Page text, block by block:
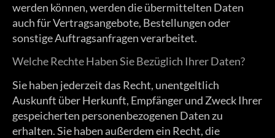
werden können, werden die übermittelten Daten
auch für Vertragsangebote, Bestellungen oder
sonstige Auftragsanfragen verarbeitet.
Welche Rechte Haben Sie Bezüglich Ihrer Daten?
Sie haben jederzeit das Recht, unentgeltlich
Auskunft über Herkunft, Empfänger und Zweck Ihrer
gespeicherten personenbezogenen Daten zu
erhalten. Sie haben außerdem ein Recht, die